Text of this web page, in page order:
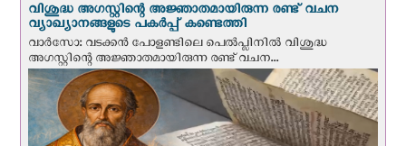
വിശുദ്ധ അഗസ്റ്റിന്റെ അജ്ഞാതമായിരുന്ന രണ്ട് വചന
വ്യാഖ്യാനങ്ങളുടെ പകര്‍പ്പ് കണ്ടെത്തി
വാര്‍സോ: വടക്കൻ പോളണ്ടിലെ പെൽപ്ലിനില്‍ വിശുദ്ധ
അഗസ്റ്റിന്റെ അജ്ഞാതമായിരുന്ന രണ്ട് വചന...